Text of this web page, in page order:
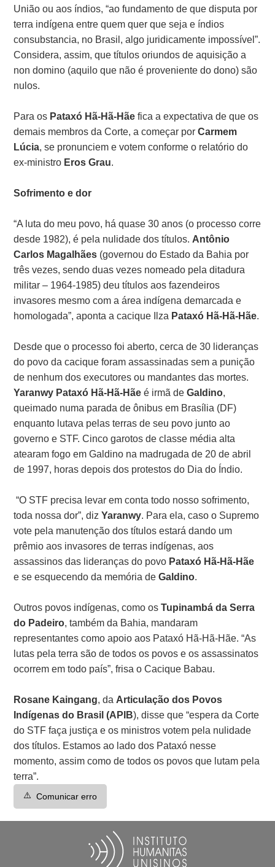
União ou aos índios, “ao fundamento de que disputa por
terra indígena entre quem quer que seja e índios
consubstancia, no Brasil, algo juridicamente impossível”.
Considera, assim, que títulos oriundos de aquisição a
non domino (aquilo que não é proveniente do dono) são
nulos.
Para os Pataxó Hã-Hã-Hãe fica a expectativa de que os
demais membros da Corte, a começar porCarmem
Lúcia, se pronunciem e votem conforme o relatório do
ex-ministro Eros Grau.
Sofrimento e dor
“A luta do meu povo, há quase 30 anos (o processo corre
desde 1982), é pela nulidade dos títulos. Antônio
Carlos Magalhães (governou do Estado da Bahia por
três vezes, sendo duas vezes nomeado pela ditadura
militar – 1964-1985) deu títulos aos fazendeiros
invasores mesmo com a área indígena demarcada e
homologada”, aponta a cacique Ilza Pataxó Hã-Hã-Hãe.
Desde que o processo foi aberto, cerca de 30 lideranças
do povo da cacique foram assassinadas sem a punição
de nenhum dos executores ou mandantes das mortes.
Yaranwy Pataxó Hã-Hã-Hãeé irmã deGaldino,
queimado numa parada de ônibus em Brasília (DF)
enquanto lutava pelas terras de seu povo junto ao
governo e STF. Cinco garotos de classe média alta
atearam fogo em Galdino na madrugada de 20 de abril
de 1997, horas depois dos protestos do Dia do Índio.
“O STF precisa levar em conta todo nosso sofrimento,
toda nossa dor”, dizYaranwy. Para ela, caso o Supremo
vote pela manutenção dos títulos estará dando um
prêmio aos invasores de terras indígenas, aos
assassinos das lideranças do povo Pataxó Hã-Hã-Hãe
e se esquecendo da memória deGaldino.
Outros povos indígenas, como osTupinambá da Serra
do Padeiro, também da Bahia, mandaram
representantes como apoio aos Pataxó Hã-Hã-Hãe. “As
lutas pela terra são de todos os povos e os assassinatos
ocorrem em todo país”, frisa o Cacique Babau.
Rosane Kaingang, da Articulação dos Povos
Indígenas do Brasil (APIB), disse que “espera da Corte
do STF faça justiça e os ministros votem pela nulidade
dos títulos. Estamos ao lado dos Pataxó nesse
momento, assim como de todos os povos que lutam pela
terra”.
⚠️ Comunicar erro